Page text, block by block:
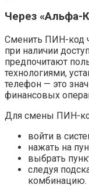
Через «Альфа-
Сменить ПИН-код
при наличии
предпочитают
технологиями,
телефон — это
финансовых
Для смены ПИН-
войти в
нажать на
выбрать
следуя
комбинацию.